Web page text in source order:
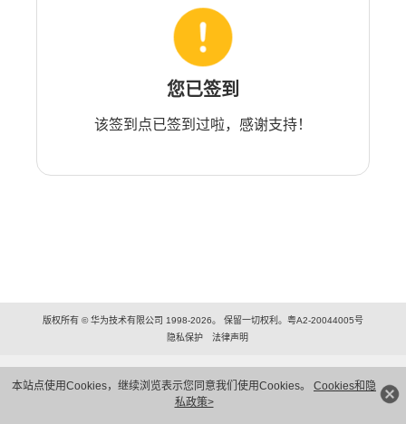
本站点使用Cookies，继续浏览表示您同意我们使用Cookies。 Cookies和隐
私政策>
您已签到
该签到点已签到过啦，感谢支持！
版权所有 © 华为技术有限公司 1998-2026。 保留一切权利。粤A2-20044005号
隐私保护
法律声明